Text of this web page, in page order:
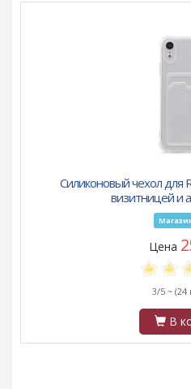
Силиконовый чехол для
визитницей и
Цена
3/5 ~ (24
В